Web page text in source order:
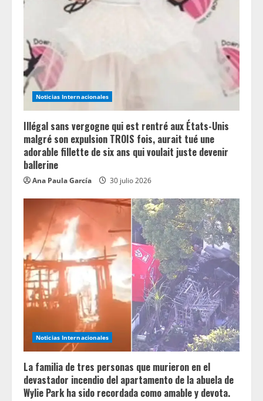
Noticias Internacionales
Illégal sans vergogne qui est rentré aux États-Unis
malgré son expulsion TROIS fois, aurait tué une
adorable fillette de six ans qui voulait juste devenir
ballerine
Ana Paula García 30 julio 2026
Noticias Internacionales
La familia de tres personas que murieron en el
devastador incendio del apartamento de la abuela de
Wylie Park ha sido recordada como amable y devota.